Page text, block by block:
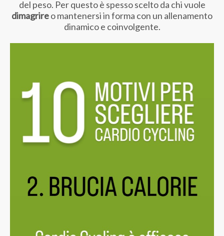
del peso. Per questo è spesso scelto da chi vuole
dimagrireo mantenersi in forma con un allenamento
dinamico e coinvolgente.